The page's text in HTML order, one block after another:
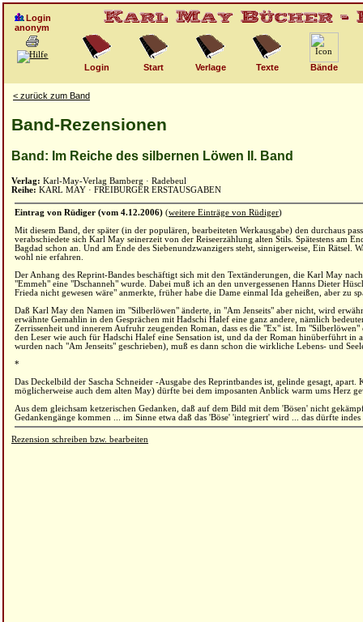
Login
anonym
Login Start Verlage Texte Bände
< zurück zum Band
Band-Rezensionen
Band: Im Reiche des silbernen Löwen II. Band
Verlag: Karl-May-Verlag Bamberg · Radebeul
Reihe: KARL MAY · FREIBURGER ERSTAUSGABEN
Eintrag von Rüdiger (vom 4.12.2006) (weitere Einträge von Rüdiger)
Mit diesem Band, der später (in der populären, bearbeiteten Werkausgabe) den durchaus
verabschiedete sich Karl May seinerzeit von der Reiseerzählung alten Stils. Spätestens am
Bagdad schon an. Und am Ende des Siebenundzwanzigers steht, sinnigerweise, Ein Rätsel.
wohl nie erfahren.
Der Anhang des Reprint-Bandes beschäftigt sich mit den Textänderungen, die Karl May
"Emmeh" eine "Dschanneh" wurde. Dabei muß ich an den unvergessenen Hanns Dieter
Frieda nicht gewesen wäre" anmerkte, früher habe die Dame einmal Ida geheißen, aber zu
Daß Karl May den Namen im "Silberlöwen" änderte, in "Am Jenseits" aber nicht, wird
erwähnte Gemahlin in den Gesprächen mit Hadschi Halef eine ganz andere, nämlich
Zerrissenheit und innerem Aufruhr zeugenden Roman, dass es die "Ex" ist. Im
den Leser wie auch für Hadschi Halef eine Sensation ist, und da der Roman hinüberführt in
wurden nach "Am Jenseits" geschrieben), muß es dann schon die wirkliche Lebens- und
*
Das Deckelbild der Sascha Schneider -Ausgabe des Reprintbandes ist, gelinde gesagt,
möglicherweise auch dem alten May) dürfte bei dem imposanten Anblick warm ums Herz
Aus dem gleichsam ketzerischen Gedanken, daß auf dem Bild mit dem 'Bösen' nicht
Gedankengänge kommen ... im Sinne etwa daß das 'Böse' 'integriert' wird ... das dürfte
Rezension schreiben bzw. bearbeiten